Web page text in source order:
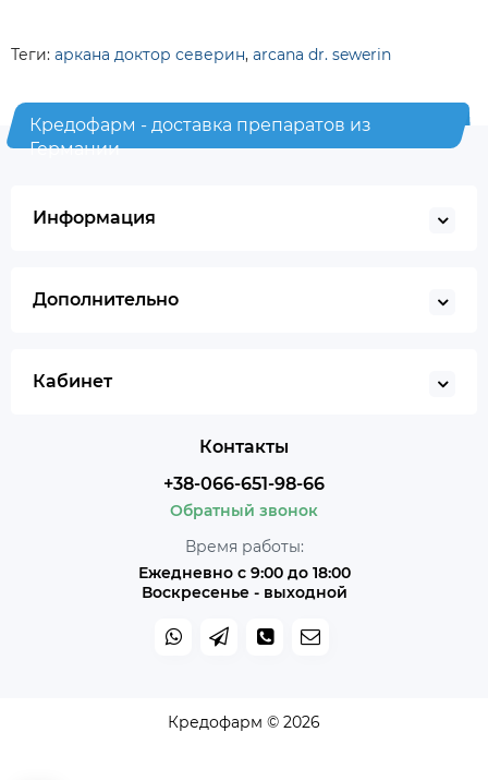
Теги: аркана доктор северин, arcana dr. sewerin
Кредофарм - доставка препаратов из
Германии
Информация
Дополнительно
Кабинет
Контакты
+38-066-651-98-66
Обратный звонок
Время работы:
Ежедневно с 9:00 до 18:00
Воскресенье - выходной
Кредофарм © 2026